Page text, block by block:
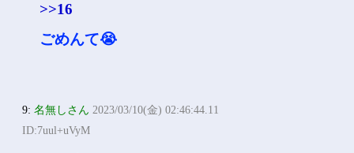
>>16
ごめんて😭
9:名無しさん 2023/03/10(金) 02:46:44.11
ID:7uul+uVyM